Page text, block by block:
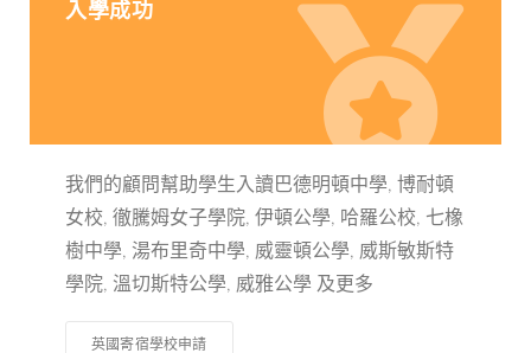
入學成功
我們的顧問幫助學生入讀巴德明頓中學, 博耐頓
女校, 徹騰姆女子學院, 伊頓公學, 哈羅公校, 七橡
樹中學, 湯布里奇中學, 威靈頓公學, 威斯敏斯特
學院​, 溫切斯特公學, 威雅公學 及更多
英國寄宿學校申請